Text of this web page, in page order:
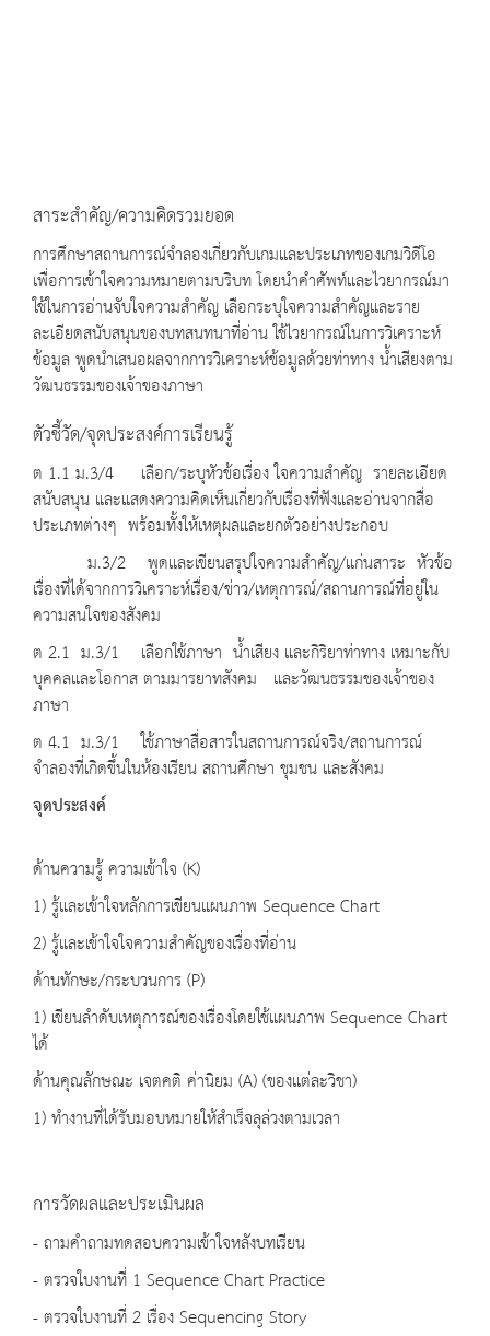
สาระสำคัญ/ความคิดรวมยอด
การศึกษาสถานการณ์จำลองเกี่ยวกับเกมและประเภทของเกมวิดีโอ
เพื่อการเข้าใจความหมายตามบริบท โดยนำคำศัพท์และไวยากรณ์มา
ใช้ในการอ่านจับใจความสำคัญ เลือกระบุใจความสำคัญและราย
ละเอียดสนับสนุนของบทสนทนาที่อ่าน ใช้ไวยากรณ์ในการวิเคราะห์
ข้อมูล พูดนำเสนอผลจากการวิเคราะห์ข้อมูลด้วยท่าทาง น้ำเสียงตาม
วัฒนธรรมของเจ้าของภาษา
ตัวชี้วัด/จุดประสงค์การเรียนรู้
ต 1.1 ม.3/4 เลือก/ระบุหัวข้อเรื่อง ใจความสำคัญ รายละเอียด
สนับสนุน และแสดงความคิดเห็นเกี่ยวกับเรื่องที่ฟังและอ่านจากสื่อ
ประเภทต่างๆ พร้อมทั้งให้เหตุผลและยกตัวอย่างประกอบ
ม.3/2 พูดและเขียนสรุปใจความสำคัญ/แก่นสาระ หัวข้อ
เรื่องที่ได้จากการวิเคราะห์เรื่อง/ข่าว/เหตุการณ์/สถานการณ์ที่อยู่ใน
ความสนใจของสังคม
ต 2.1 ม.3/1 เลือกใช้ภาษา น้ำเสียง และกิริยาท่าทาง เหมาะกับ
บุคคลและโอกาส ตามมารยาทสังคม และวัฒนธรรมของเจ้าของ
ภาษา
ต 4.1 ม.3/1 ใช้ภาษาสื่อสารในสถานการณ์จริง/สถานการณ์
จำลองที่เกิดขึ้นในห้องเรียน สถานศึกษา ชุมชน และสังคม
จุดประสงค์
ด้านความรู้ ความเข้าใจ (K)
1) รู้และเข้าใจหลักการเขียนแผนภาพ Sequence Chart
2) รู้และเข้าใจใจความสำคัญของเรื่องที่อ่าน
ด้านทักษะ/กระบวนการ (P)
1) เขียนลำดับเหตุการณ์ของเรื่องโดยใช้แผนภาพ Sequence Chart
ได้
ด้านคุณลักษณะ เจตคติ ค่านิยม (A) (ของแต่ละวิชา)
1) ทำงานที่ได้รับมอบหมายให้สำเร็จลุล่วงตามเวลา
การวัดผลและประเมินผล
- ถามคำถามทดสอบความเข้าใจหลังบทเรียน
- ตรวจใบงานที่ 1 Sequence Chart Practice
- ตรวจใบงานที่ 2 เรื่อง Sequencing Story